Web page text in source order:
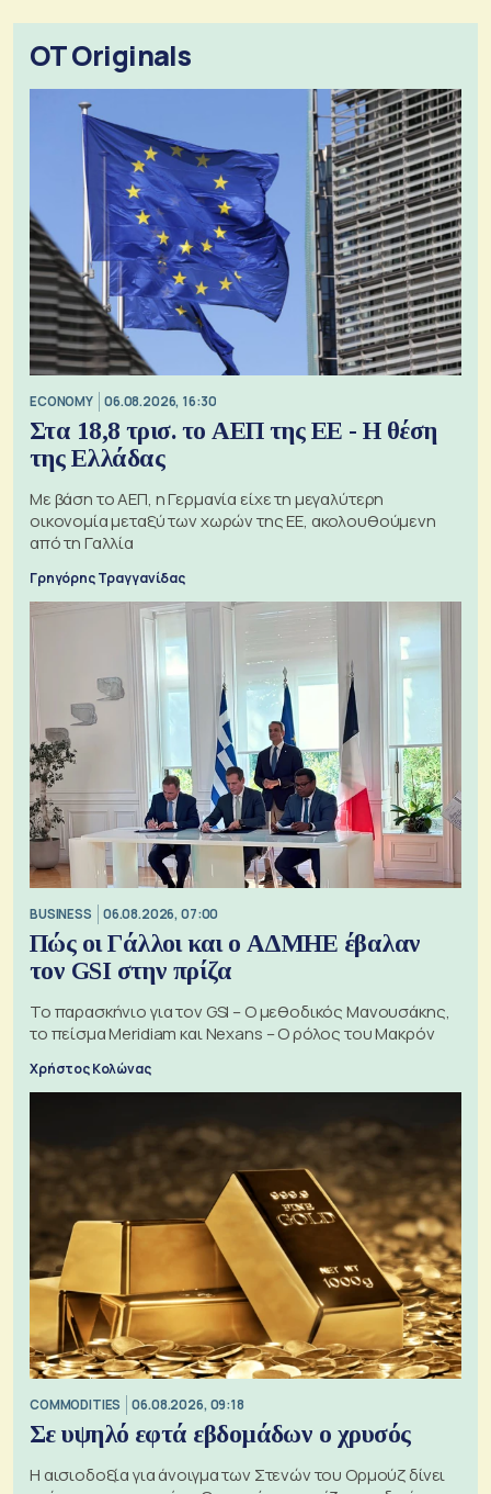
OT Originals
ECONOMY 06.08.2026, 16:30
Στα 18,8 τρισ. το ΑΕΠ της ΕΕ - Η θέση
της Ελλάδας
Με βάση το ΑΕΠ, η Γερμανία είχε τη μεγαλύτερη
οικονομία μεταξύ των χωρών της ΕΕ, ακολουθούμενη
από τη Γαλλία
Γρηγόρης Τραγγανίδας
BUSINESS 06.08.2026, 07:00
Πώς οι Γάλλοι και ο ΑΔΜΗΕ έβαλαν
τον GSI στην πρίζα
Το παρασκήνιο για τον GSI – Ο μεθοδικός Μανουσάκης,
το πείσμα Meridiam και Nexans – Ο ρόλος του Μακρόν
Χρήστος Κολώνας
COMMODITIES 06.08.2026, 09:18
Σε υψηλό εφτά εβδομάδων ο χρυσός
Η αισιοδοξία για άνοιγμα των Στενών του Ορμούζ δίνει